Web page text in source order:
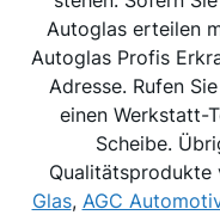
Autoglas erteilen
Autoglas Profis
Adresse. Rufen
einen Werkstatt-
Scheibe.
Qualitätsprodukte
Glas, AGC